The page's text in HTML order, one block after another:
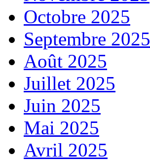
Octobre 2025
Septembre 2025
Août 2025
Juillet 2025
Juin 2025
Mai 2025
Avril 2025